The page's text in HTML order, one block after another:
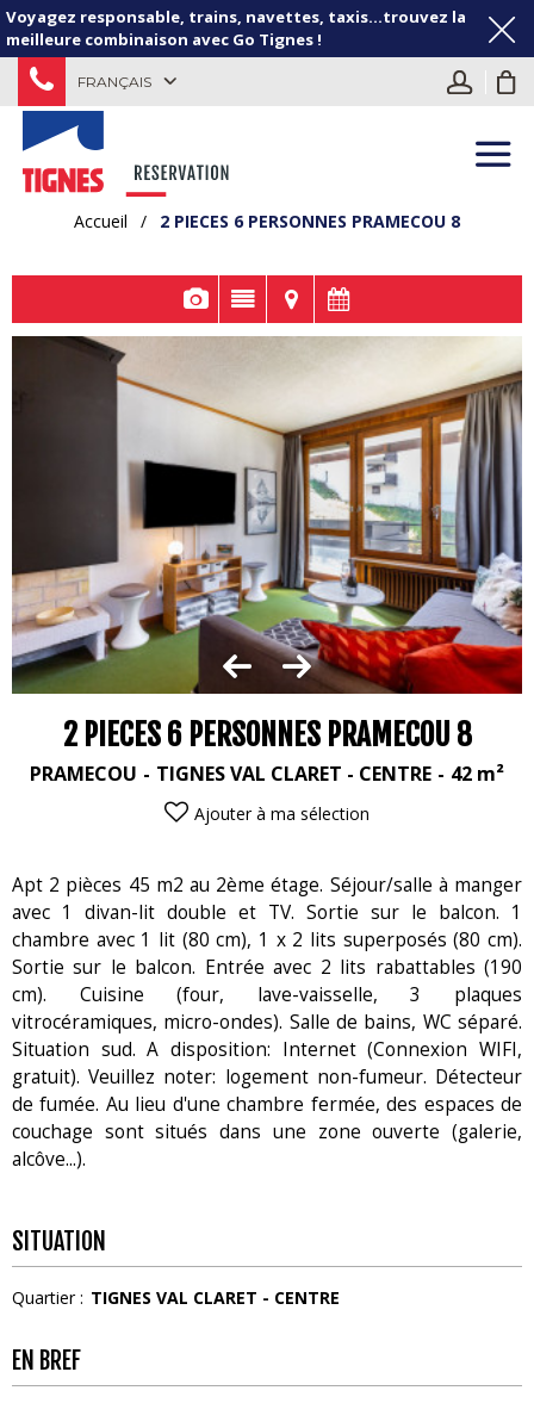
Voyagez responsable, trains, navettes, taxis...trouvez la
meilleure combinaison avec Go Tignes !
FRANÇAIS
Accueil / 2 PIECES 6 PERSONNES PRAMECOU 8
2 PIECES 6 PERSONNES PRAMECOU 8
PRAMECOU TIGNES VAL CLARET - CENTRE 42 m²
Ajouter à ma sélection
Apt 2 pièces 45 m2 au 2ème étage. Séjour/salle à manger
avec 1 divan-lit double et TV. Sortie sur le balcon. 1
chambre avec 1 lit (80 cm), 1 x 2 lits superposés (80 cm).
Sortie sur le balcon. Entrée avec 2 lits rabattables (190
cm). Cuisine (four, lave-vaisselle, 3 plaques
vitrocéramiques, micro-ondes). Salle de bains, WC séparé.
Situation sud. A disposition: Internet (Connexion WIFI,
gratuit). Veuillez noter: logement non-fumeur. Détecteur
de fumée. Au lieu d'une chambre fermée, des espaces de
couchage sont situés dans une zone ouverte (galerie,
alcôve...).
SITUATION
Quartier : TIGNES VAL CLARET - CENTRE
EN BREF